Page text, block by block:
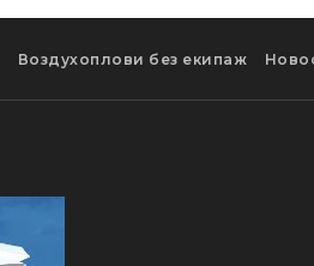
Воздухоплови без екипаж